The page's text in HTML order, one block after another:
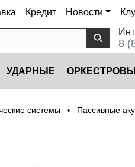
Кредит Новости
8
УДАРНЫЕ
системы • Пассивные